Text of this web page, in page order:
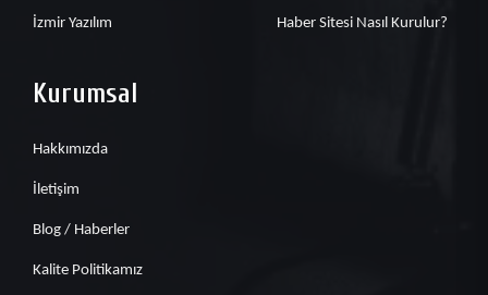
İzmir Yazılım Haber Sitesi Nasıl Kurulur?
Kurumsal
Hakkımızda
İletişim
Blog / Haberler
Kalite Politikamız